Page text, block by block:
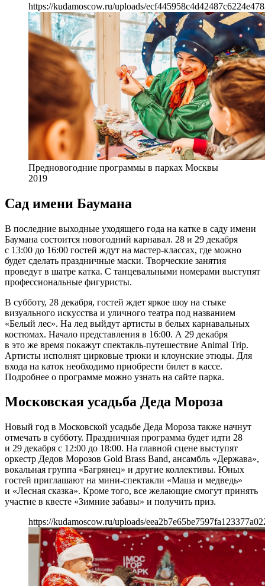
https://kudamoscow.ru/uploads/
Предновогодние программы в парках Москвы
2019
Сад имени Баумана
В последние выходные уходящего года на катке в саду имени
Баумана состоится новогодний карнавал. 28 и 29 декабря
с 13:00 до 16:00 гостей ждут на мастер-классах, где можно
будет сделать праздничные маски. Творческие занятия
проведут в шатре катка. С танцевальными номерами выступят
профессиональные фигуристы.
В субботу, 28 декабря, гостей ждет яркое шоу на стыке
визуального искусства и уличного театра под названием
«Белый лес». На лед выйдут артисты в белых карнавальных
костюмах. Начало представления в 16:00. А 29 декабря
в это же время покажут спектакль-путешествие Animal Trip.
Артисты исполнят цирковые трюки и клоунские этюды. Для
входа на каток необходимо приобрести билет в кассе.
Подробнее о программе можно узнать на сайте парка.
Московская усадьба Деда Мороза
Новый год в Московской усадьбе Деда Мороза также начнут
отмечать в субботу. Праздничная программа будет идти 28
и 29 декабря с 12:00 до 18:00. На главной сцене выступят
оркестр Дедов Морозов Gold Brass Band, ансамбль «Держава»,
вокальная группа «Багрянец» и другие коллективы. Юных
гостей приглашают на мини-спектакли «Маша и медведь»
и «Лесная сказка». Кроме того, все желающие смогут принять
участие в квесте «Зимние забавы» и получить приз.
https://kudamoscow.ru/uploads/